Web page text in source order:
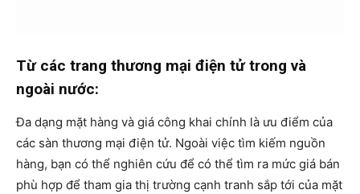
Từ các trang thương mại điện tử trong và
ngoài nước:
Đa dạng mặt hàng và giá công khai chính là ưu điểm của
các sàn thương mại điện tử. Ngoài việc tìm kiếm nguồn
hàng, bạn có thể nghiên cứu để có thể tìm ra mức giá bán
phù hợp để tham gia thị trường cạnh tranh sắp tới của mặt